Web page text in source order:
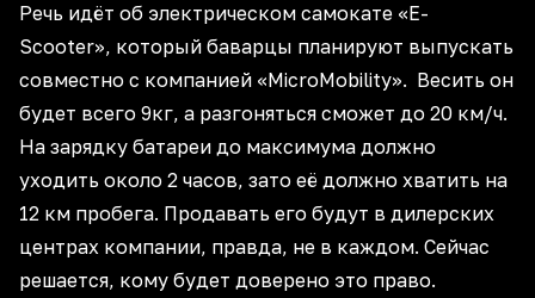
Речь идёт об электрическом самокате «E-
Scooter», который баварцы планируют выпускать
совместно с компанией «MicroMobility». Весить он
будет всего 9кг, а разгоняться сможет до 20 км/ч.
На зарядку батареи до максимума должно
уходить около 2 часов, зато её должно хватить на
12 км пробега. Продавать его будут в дилерских
центрах компании, правда, не в каждом. Сейчас
решается, кому будет доверено это право.